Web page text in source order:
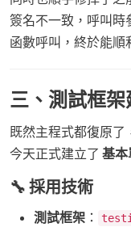
簽名不一致，呼叫時
函數呼叫，終於能順
三、測試框架
既然主程式都復原
今天正式建立了 基本
🔧 採用技術
測試框架 ：